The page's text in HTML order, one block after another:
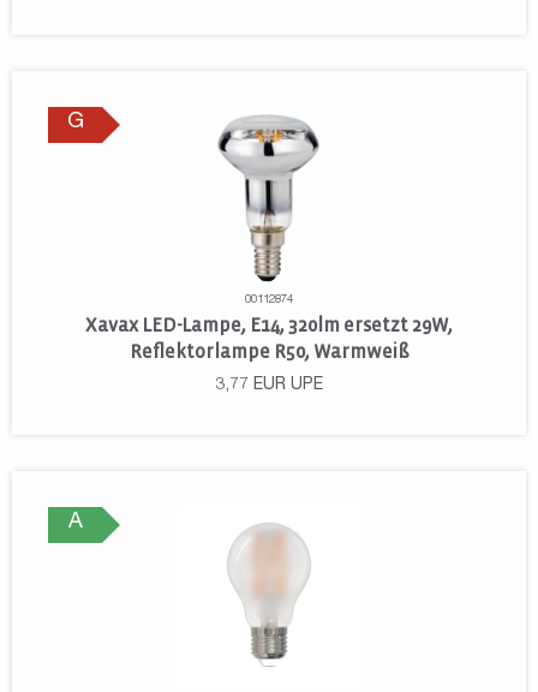
G
00112874
Xavax LED-Lampe, E14, 320lm ersetzt 29W,
Reflektorlampe R50, Warmweiß
3,77 EUR UPE
A